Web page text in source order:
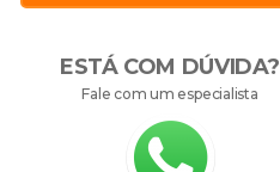
ESTÁ COM DÚVIDA?
Fale com um especialista